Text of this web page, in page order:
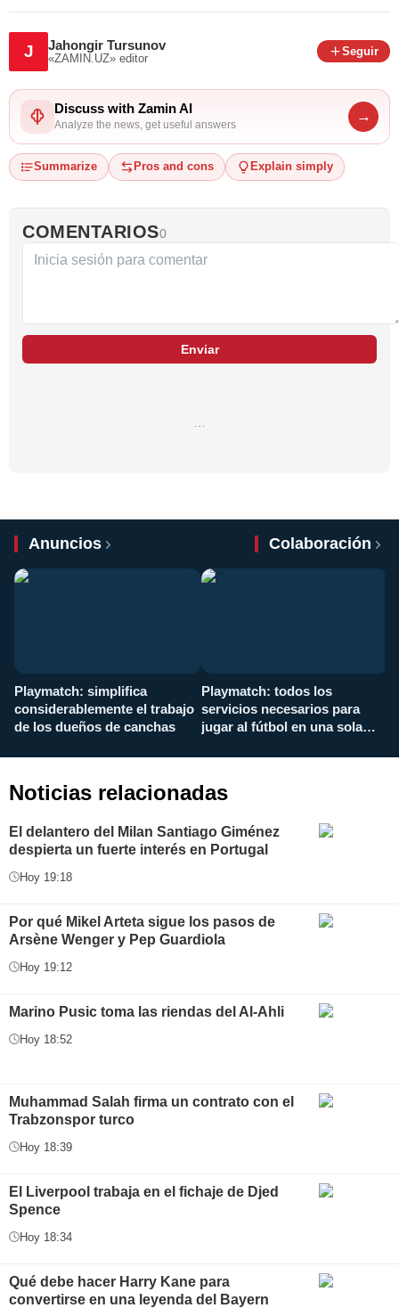
J Jahongir Tursunov
«ZAMIN.UZ» editor
Seguir
Discuss with Zamin AI
Analyze the news, get useful answers
→
Summarize Pros and cons Explain simply
COMENTARIOS0
Enviar
Anuncios Colaboración
Playmatch: simplifica
considerablemente el trabajo
de los dueños de canchas
Playmatch: todos los
servicios necesarios para
jugar al fútbol en una sola
Noticias relacionadas
El delantero del Milan Santiago Giménez
despierta un fuerte interés en Portugal
Hoy 19:18
Por qué Mikel Arteta sigue los pasos de
Arsène Wenger y Pep Guardiola
Hoy 19:12
Marino Pusic toma las riendas del Al-Ahli
Hoy 18:52
Muhammad Salah firma un contrato con el
Trabzonspor turco
Hoy 18:39
El Liverpool trabaja en el fichaje de Djed
Spence
Hoy 18:34
Qué debe hacer Harry Kane para
convertirse en una leyenda del Bayern